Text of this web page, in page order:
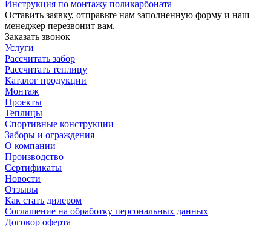
Инструкция по монтажу поликарбоната
Оставить заявку, отправьте нам заполненную форму и наш
менеджер перезвонит вам.
Заказать звонок
Услуги
Рассчитать забор
Рассчитать теплицу
Каталог продукции
Монтаж
Проекты
Теплицы
Спортивные конструкции
Заборы и ограждения
О компании
Производство
Сертификаты
Новости
Отзывы
Как стать дилером
Соглашение на обработку персональных данных
Договор оферта